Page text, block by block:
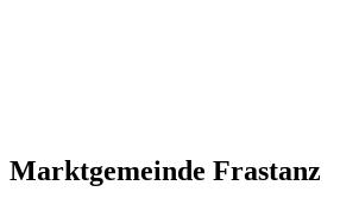
Marktgemeinde Frastanz